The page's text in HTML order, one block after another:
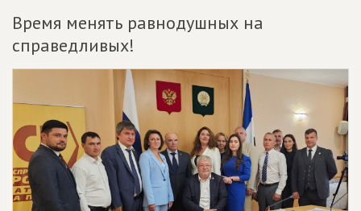
Время менять равнодушных на
справедливых!